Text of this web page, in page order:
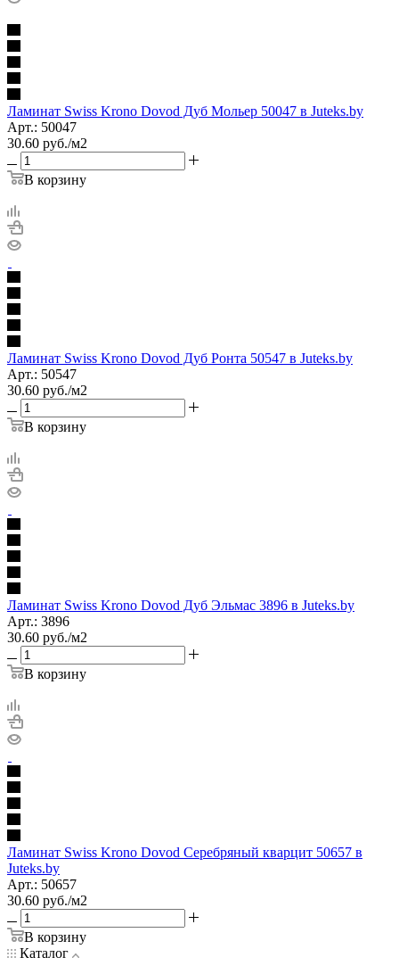
Ламинат Swiss Krono Dovod Дуб Мольер 50047 в Juteks.by
Арт.: 50047
30.60 руб./м2
В корзину
Ламинат Swiss Krono Dovod Дуб Ронта 50547 в Juteks.by
Арт.: 50547
30.60 руб./м2
В корзину
Ламинат Swiss Krono Dovod Дуб Эльмас 3896 в Juteks.by
Арт.: 3896
30.60 руб./м2
В корзину
Ламинат Swiss Krono Dovod Серебряный кварцит 50657 в
Juteks.by
Арт.: 50657
30.60 руб./м2
В корзину
Каталог